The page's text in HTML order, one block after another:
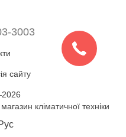
3003
сайту
кліматичної техніки